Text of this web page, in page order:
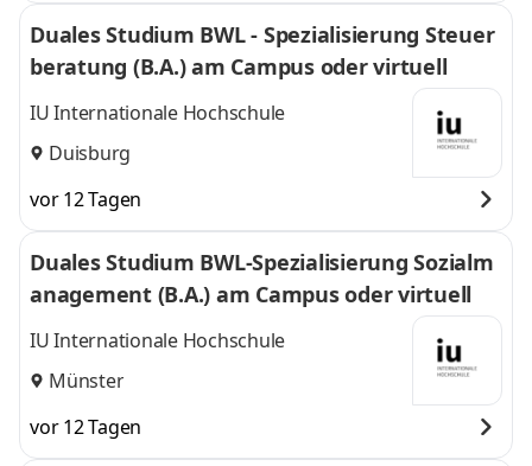
Duales Studium BWL - Spezialisierung Steuer
beratung (B.A.) am Campus oder virtuell
IU Internationale Hochschule
Duisburg
vor 12 Tagen
Duales Studium BWL-Spezialisierung Sozialm
anagement (B.A.) am Campus oder virtuell
IU Internationale Hochschule
Münster
vor 12 Tagen